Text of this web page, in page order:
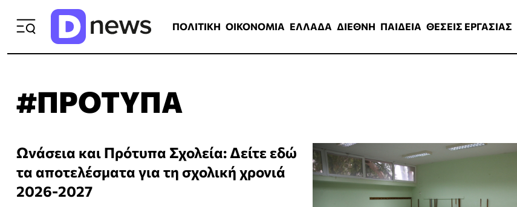
ΠΟΛΙΤΙΚΗ ΟΙΚΟΝΟΜΙΑ ΕΛΛΑΔΑ ΔΙΕΘΝΗ ΠΑΙΔΕΙΑ ΘΕΣΕΙΣ ΕΡΓΑΣΙΑΣ
#ΠΡΟΤΥΠΑ
Ωνάσεια και Πρότυπα Σχολεία: Δείτε εδώ
τα αποτελέσματα για τη σχολική χρονιά
2026-2027